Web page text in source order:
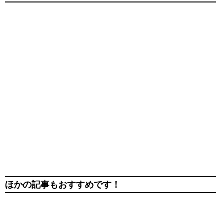
ほかの記事もおすすめです！